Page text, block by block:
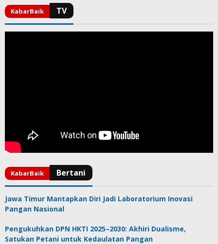
Jawa Timur Mantapkan Diri Jadi Laboratorium Inovasi
Pangan Nasional
Pengukuhkan DPN HKTI 2025–2030: Akhiri Dualisme,
Satukan Petani untuk Kedaulatan Pangan